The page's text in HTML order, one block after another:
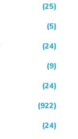
(25)
(5)
(24)
(9)
(24)
(922)
(24)